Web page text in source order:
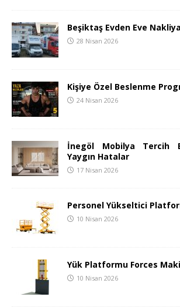
Beşiktaş Evden Eve
28 Nisan 2026
Kişiye Özel Beslenme
24 Nisan 2026
İnegöl Mobilya Tercih
Yaygın Hatalar
17 Nisan 2026
Personel Yükseltici
10 Nisan 2026
Yük Platformu Forces
10 Nisan 2026